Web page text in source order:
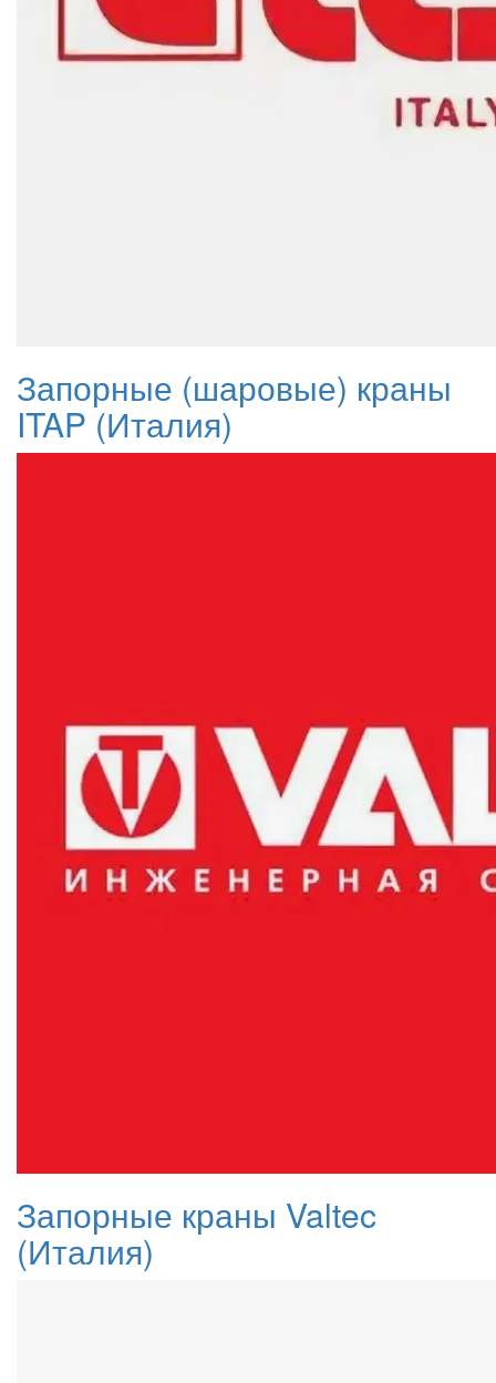
Запорные (шаровые) краны
ITAP (Италия)
Запорные краны Valtec
(Италия)